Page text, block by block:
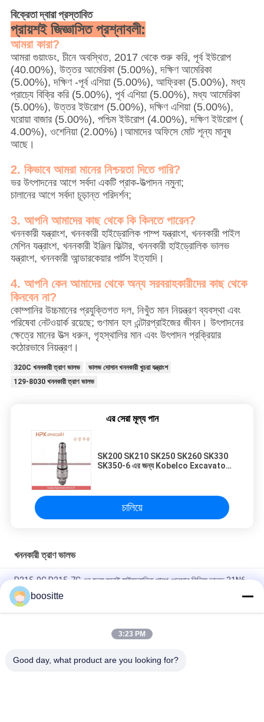
বিক্রেতা দ্বারা প্রস্তাবিত
প্রায়শই জিজ্ঞাসিত প্রশ্নাবলী:
আমরা কারা?
আমরা গুয়াংডং, চীনে অবস্থিত, 2017 থেকে শুরু করি, পূর্ব ইউরোপ
(40.00%), উত্তর আমেরিকা (5.00%), দক্ষিণ আমেরিকা
(5.00%), দক্ষিণ -পূর্ব এশিয়া (5.00%), আফ্রিকা (5.00%), মধ্য
প্রাচ্যে বিক্রি করি (5.00%), পূর্ব এশিয়া (5.00%), মধ্য আমেরিকা
(5.00%), উত্তর ইউরোপ (5.00%), দক্ষিণ এশিয়া (5.00%),
ঘরোয়া বাজার (5.00%), পশ্চিম ইউরোপ (4.00%), দক্ষিণ ইউরোপ (
4.00%), ওশেনিয়া (2.00%)।আমাদের অফিসে মোট শূন্য মানুষ
আছে।
2. কিভাবে আমরা মানের নিশ্চয়তা দিতে পারি?
ভর উৎপাদনের আগে সর্বদা একটি প্রাক-উত্পাদন নমুনা;
চালানের আগে সর্বদা চূড়ান্ত পরিদর্শন;
3. আপনি আমাদের কাছ থেকে কি কিনতে পারেন?
খননকারী যন্ত্রাংশ, খননকারী হাইড্রোলিক পাম্প যন্ত্রাংশ, খননকারী পাইল
মেশিন যন্ত্রাংশ, খননকারী ইঞ্জিন ফিল্টার, খননকারী হাইড্রোলিক ভালভ
যন্ত্রাংশ, খননকারী আন্ডারকেয়ার পার্টস ইত্যাদি।
4. আপনি কেন আমাদের থেকে অন্য সরবরাহকারীদের কাছ থেকে
কিনবেন না?
কোম্পানির উচ্চমানের প্রযুক্তিগত দল, নিখুঁত মান নিয়ন্ত্রণ ব্যবস্থা এবং
পরিষেবা নেটওয়ার্ক রয়েছে; গুণমান হল এন্টারপ্রাইজের জীবন। উৎপাদনের
ক্ষেত্রে মানের উত্স ধরুন, গৃহস্থালির মান এবং উৎপাদন প্রক্রিয়ার
কঠোরভাবে নিয়ন্ত্রণ।
320C খননকারী ত্রাণ ভালভ
ভালভ দোসান খননকারী খুচরা যন্ত্রাংশ
129-8030 খননকারী ত্রাণ ভালভ
এর সেরা মূল্য পান
SK200 SK210 SK250 SK260 SK330
SK350-6 এর জন্য Kobelco Excavator
চালিয়ে
খননকারী ত্রাণ ভালভ
R215-9C R215-7C এর জন্য হুন্ডাই হাইড্রোলিক পাম্প প্রেসার রিলিফ ভালভ 31N6-
17410
Komatsu Pc200 খননকারী ত্রাণ ভালভ 708-2L-04713 708-1l-04615
প্রধান Komatsu কন্ট্রোল ভালভ ফিট PC200 PC210 PC220 PC240-8
boositte
3:23 PM
Good day, what product are you looking for?